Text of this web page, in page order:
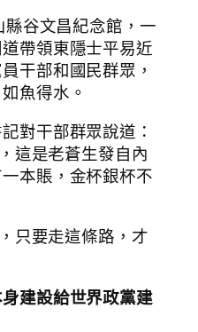
谷文昌紀念館，一
帶領東隱士平易近
干部和國民群眾，
魚得水。
對干部群眾說道：
這是老蒼生發自內
本賬，金杯銀杯不
只要走這條路，才
身建設給世界政黨建